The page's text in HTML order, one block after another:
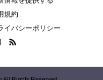
規約
イバシーポリシー